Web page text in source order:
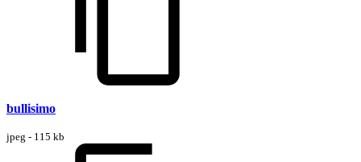
bullisimo
jpeg - 115 kb